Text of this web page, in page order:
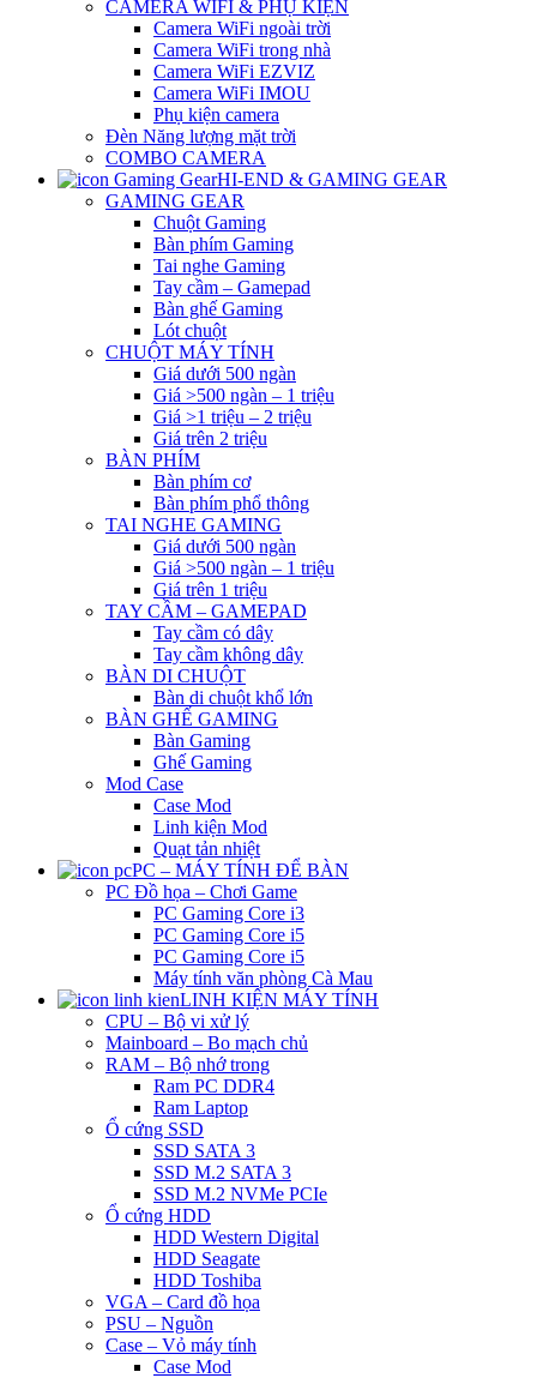
CAMERA WIFI & PHỤ KIỆN
Camera WiFi ngoài trời
Camera WiFi trong nhà
Camera WiFi EZVIZ
Camera WiFi IMOU
Phụ kiện camera
Đèn Năng lượng mặt trời
COMBO CAMERA
HI-END & GAMING GEAR
GAMING GEAR
Chuột Gaming
Bàn phím Gaming
Tai nghe Gaming
Tay cầm – Gamepad
Bàn ghế Gaming
Lót chuột
CHUỘT MÁY TÍNH
Giá dưới 500 ngàn
Giá >500 ngàn – 1 triệu
Giá >1 triệu – 2 triệu
Giá trên 2 triệu
BÀN PHÍM
Bàn phím cơ
Bàn phím phổ thông
TAI NGHE GAMING
Giá dưới 500 ngàn
Giá >500 ngàn – 1 triệu
Giá trên 1 triệu
TAY CẦM – GAMEPAD
Tay cầm có dây
Tay cầm không dây
BÀN DI CHUỘT
Bàn di chuột khổ lớn
BÀN GHẾ GAMING
Bàn Gaming
Ghế Gaming
Mod Case
Case Mod
Linh kiện Mod
Quạt tản nhiệt
PC – MÁY TÍNH ĐỂ BÀN
PC Đồ họa – Chơi Game
PC Gaming Core i3
PC Gaming Core i5
PC Gaming Core i5
Máy tính văn phòng Cà Mau
LINH KIỆN MÁY TÍNH
CPU – Bộ vi xử lý
Mainboard – Bo mạch chủ
RAM – Bộ nhớ trong
Ram PC DDR4
Ram Laptop
Ổ cứng SSD
SSD SATA 3
SSD M.2 SATA 3
SSD M.2 NVMe PCIe
Ổ cứng HDD
HDD Western Digital
HDD Seagate
HDD Toshiba
VGA – Card đồ họa
PSU – Nguồn
Case – Vỏ máy tính
Case Mod